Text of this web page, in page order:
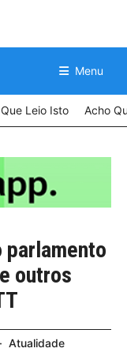
Menu
Leio Isto Acho
parlamento
outros
Atualidade